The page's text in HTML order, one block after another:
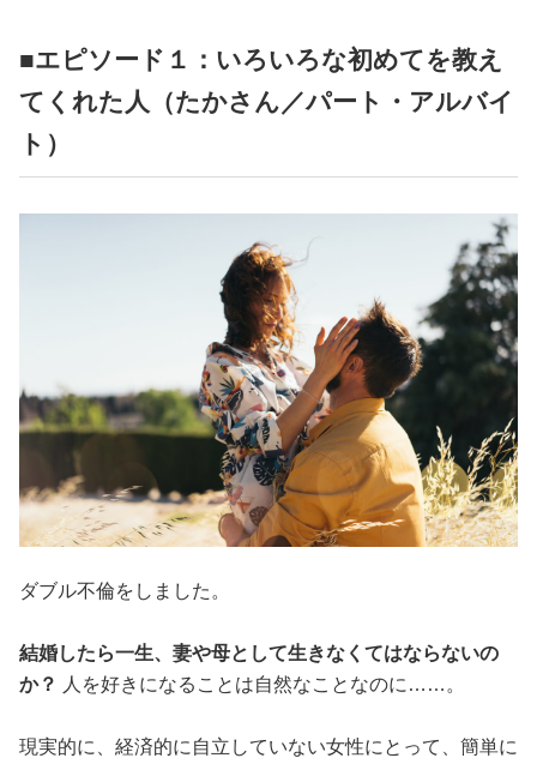
ゲーム
■エピソード１：いろいろな初めてを教え
てくれた人（たかさん／パート・アルバイ
ト）
ダブル不倫をしました。
結婚したら一生、妻や母として生きなくてはならないの
か？
人を好きになることは自然なことなのに……。
現実的に、経済的に自立していない女性にとって、簡単に